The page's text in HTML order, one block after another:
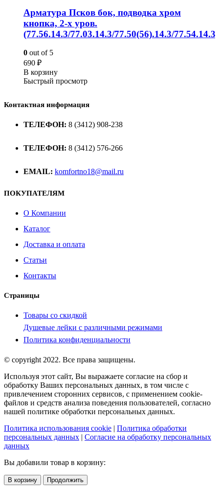
Арматура Псков бок, подводка хром
кнопка, 2-х уров.
(77.56.14.3/77.03.14.3/77.50(56).14.3/77.54.14.3)
0 out of 5
690 ₽
В корзину
Быстрый просмотр
Контактная информация
ТЕЛЕФОН: 8 (3412) 908-238
ТЕЛЕФОН: 8 (3412) 576-266
EMAIL: komfortno18@mail.ru
ПОКУПАТЕЛЯМ
О Компании
Каталог
Доставка и оплата
Статьи
Контакты
Страницы
Товары со скидкой
Душевые лейки с различными режимами
Политика конфиденциальности
© copyright 2022. Все права защищены.
Используя этот сайт, Вы выражаете согласие на сбор и
обработку Ваших персональных данных, в том числе с
привлечением сторонних сервисов, с применением cookie-
файлов и средств анализа поведения пользователей, согласно
нашей политике обработки персональных данных.
Политика использования cookie | Политика обработки
персональных данных | Согласие на обработку персональных
данных
Вы добавили товар в корзину:
В корзину Продолжить